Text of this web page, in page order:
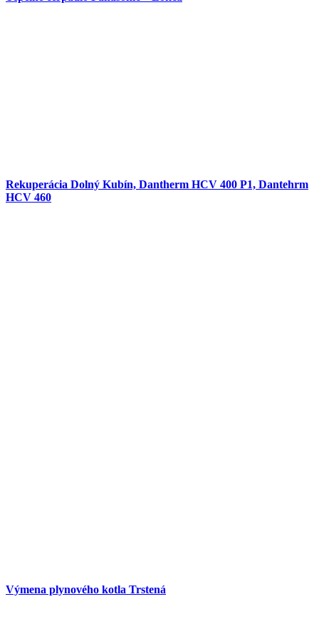
Rekuperácia Dolný Kubín, Dantherm HCV 400 P1, Dantehrm
HCV 460
Výmena plynového kotla Trstená